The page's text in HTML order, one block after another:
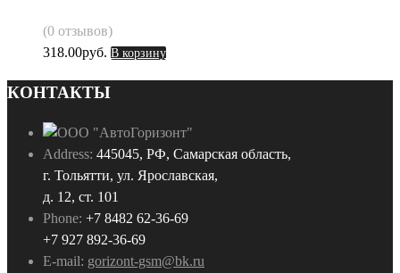
(0 отзывов)
318.00руб. В корзину
КОНТАКТЫ
Address: 445045, РФ, Самарская область,
г. Тольятти, ул. Ярославская,
д. 12, ст. 101
Phone: +7 8482 62-36-69
+7 927 892-36-69
E-mail: gorizont-gsm@bk.ru